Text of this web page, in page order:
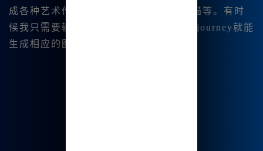
成各种艺术作品，比如风景画、人 物素描等。有时
候我只需要输入一个简单的关键字，Midjourney就能
生成相应的图像，让我惊叹不已。